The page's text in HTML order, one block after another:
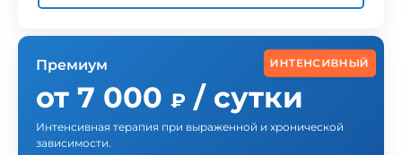
ИНТЕНСИВНЫЙ
Премиум
от 7 000 ₽ / сутки
Интенсивная терапия при выраженной и хронической
зависимости.